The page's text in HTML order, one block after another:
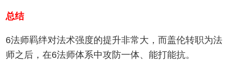
总结
6法师羁绊对法术强度的提升非常大，而盖伦转职为法
师之后，在6法师体系中攻防一体、能打能抗。